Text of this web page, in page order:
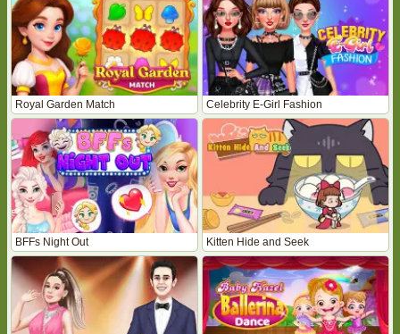
Royal Garden Match Celebrity E-Girl Fashion
BFFs Night Out Kitten Hide and Seek